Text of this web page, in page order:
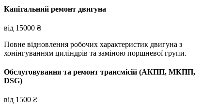
Капітальний ремонт двигуна
від 15000 ₴
Повне відновлення робочих характеристик двигуна з
хонінгуванням циліндрів та заміною поршневої групи.
Обслуговування та ремонт трансмісій (АКПП, МКПП,
DSG)
від 1500 ₴